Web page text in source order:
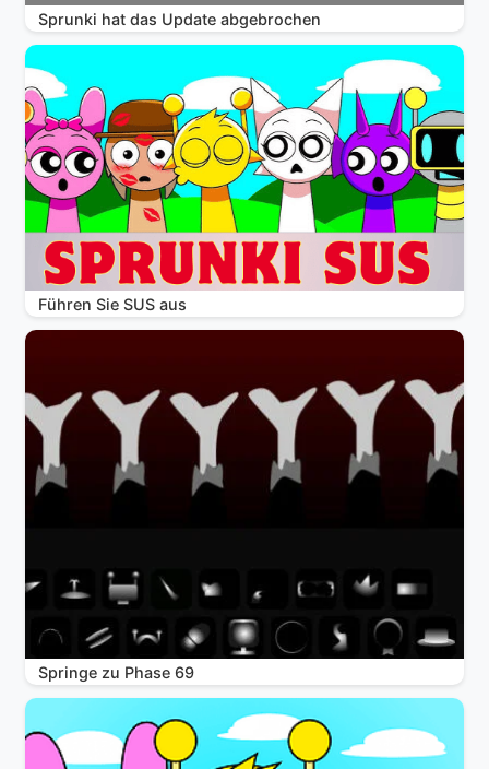
Sprunki hat das Update abgebrochen
Führen Sie SUS aus
Springe zu Phase 69